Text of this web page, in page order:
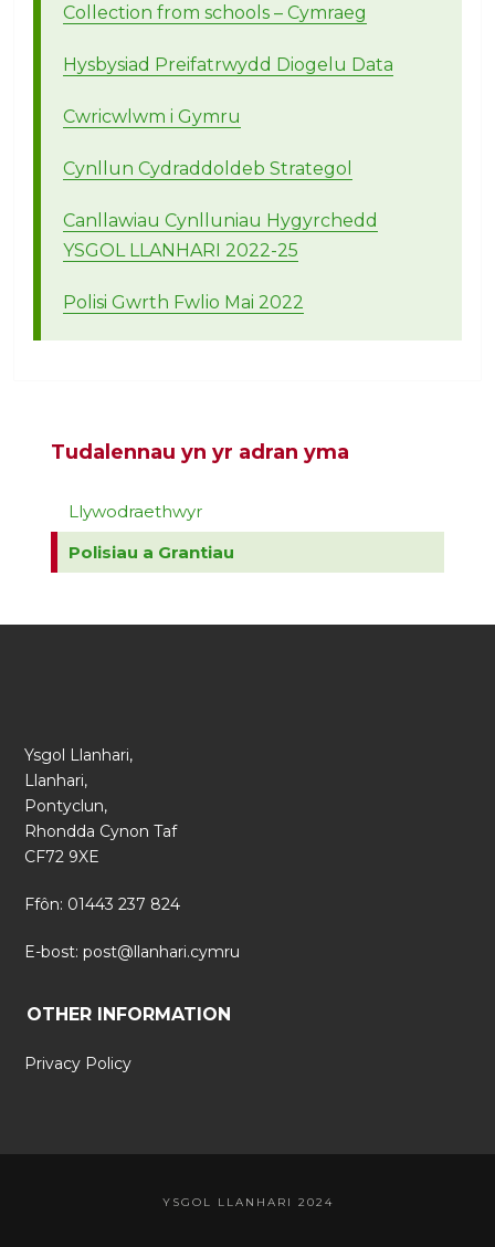
Collection from schools – Cymraeg
Hysbysiad Preifatrwydd Diogelu Data
Cwricwlwm i Gymru
Cynllun Cydraddoldeb Strategol
Canllawiau Cynlluniau Hygyrchedd
YSGOL LLANHARI 2022-25
Polisi Gwrth Fwlio Mai 2022
Tudalennau yn yr adran yma
Llywodraethwyr
Polisiau a Grantiau
Ysgol Llanhari,
Llanhari,
Pontyclun,
Rhondda Cynon Taf
CF72 9XE
Ffôn: 01443 237 824
E-bost:post@llanhari.cymru
OTHER INFORMATION
Privacy Policy
YSGOL LLANHARI 2024